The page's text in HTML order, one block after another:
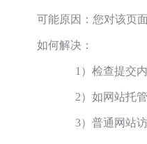
可能原因：您对该页
如何解决：
1）检查提交
2）如网站托
3）普通网站